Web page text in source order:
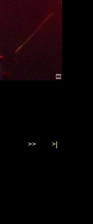
>> >|